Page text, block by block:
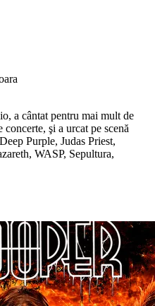
a cântat pentru mai mult de
şi a urcat pe scenă
Purple, Judas Priest,
WASP, Sepultura,